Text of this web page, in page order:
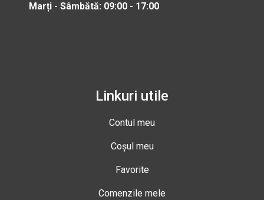
Marți - Sâmbătă: 09:00 - 17:00
Linkuri utile
Contul meu
Coșul meu
Favorite
Comenzile mele